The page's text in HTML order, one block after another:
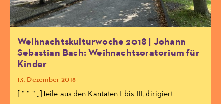
Weihnachtskulturwoche 2018 | Johann
Sebastian Bach: Weihnachtsoratorium für
Kinder
13. Dezember 2018
[ “ “ “ „]Teile aus den Kantaten I bis III, dirigiert